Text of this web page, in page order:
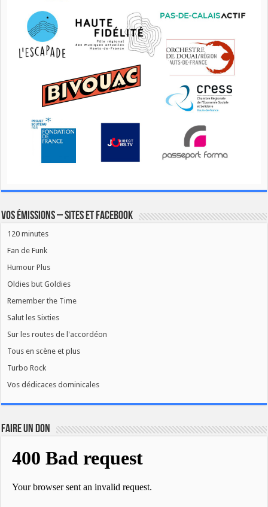
Vos émissions – Sites et Facebook
120 minutes
Fan de Funk
Humour Plus
Oldies but Goldies
Remember the Time
Salut les Sixties
Sur les routes de l'accordéon
Tous en scène et plus
Turbo Rock
Vos dédicaces dominicales
FAIRE UN DON